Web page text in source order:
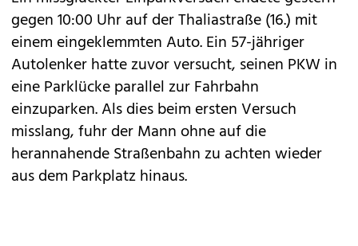
gegen 10:00 Uhr auf der Thaliastraße (16.) mit
einem eingeklemmten Auto. Ein 57-jähriger
Autolenker hatte zuvor versucht, seinen PKW in
eine Parklücke parallel zur Fahrbahn
einzuparken. Als dies beim ersten Versuch
misslang, fuhr der Mann ohne auf die
herannahende Straßenbahn zu achten wieder
aus dem Parkplatz hinaus.